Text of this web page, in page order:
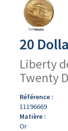
produit
20
Liberty
Twenty
Référence :
11196669
Matière :
Or